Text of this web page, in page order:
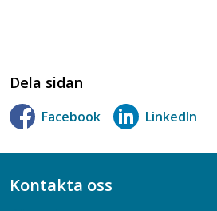
Dela sidan
Facebook LinkedIn
Kontakta oss